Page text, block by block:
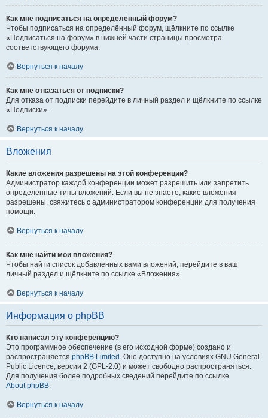
Как мне подписаться на определённый форум?
Чтобы подписаться на определённый форум, щёлкните по ссылке
«Подписаться на форум» в нижней части страницы просмотра
соответствующего форума.
Вернуться к началу
Как мне отказаться от подписки?
Для отказа от подписки перейдите в личный раздел и щёлкните по ссылке
«Подписки».
Вернуться к началу
Вложения
Какие вложения разрешены на этой конференции?
Администратор каждой конференции может разрешить или запретить
определённые типы вложений. Если вы не знаете, какие вложения
разрешены, свяжитесь с администратором конференции для получения
помощи.
Вернуться к началу
Как мне найти мои вложения?
Чтобы найти список добавленных вами вложений, перейдите в ваш
личный раздел и щёлкните по ссылке «Вложения».
Вернуться к началу
Информация о phpBB
Кто написал эту конференцию?
Это программное обеспечение (в его исходной форме) создано и
распространяется phpBB Limited . Оно доступно на условиях GNU General
Public Licence, версии 2 (GPL-2.0) и может свободно распространяться.
Для получения более подробных сведений перейдите по ссылке
About phpBB.
Вернуться к началу